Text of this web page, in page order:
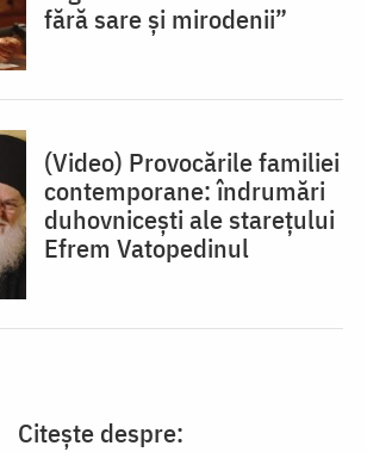
fără sare și mirodenii”
(Video) Provocările familiei
contemporane: îndrumări
duhovnicești ale starețului
Efrem Vatopedinul
Citește despre: